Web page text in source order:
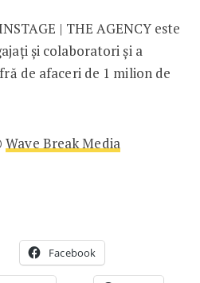
| THE AGENCY este
și colaboratori și a
de afaceri de 1 milion de
Wave Break Media
Facebook